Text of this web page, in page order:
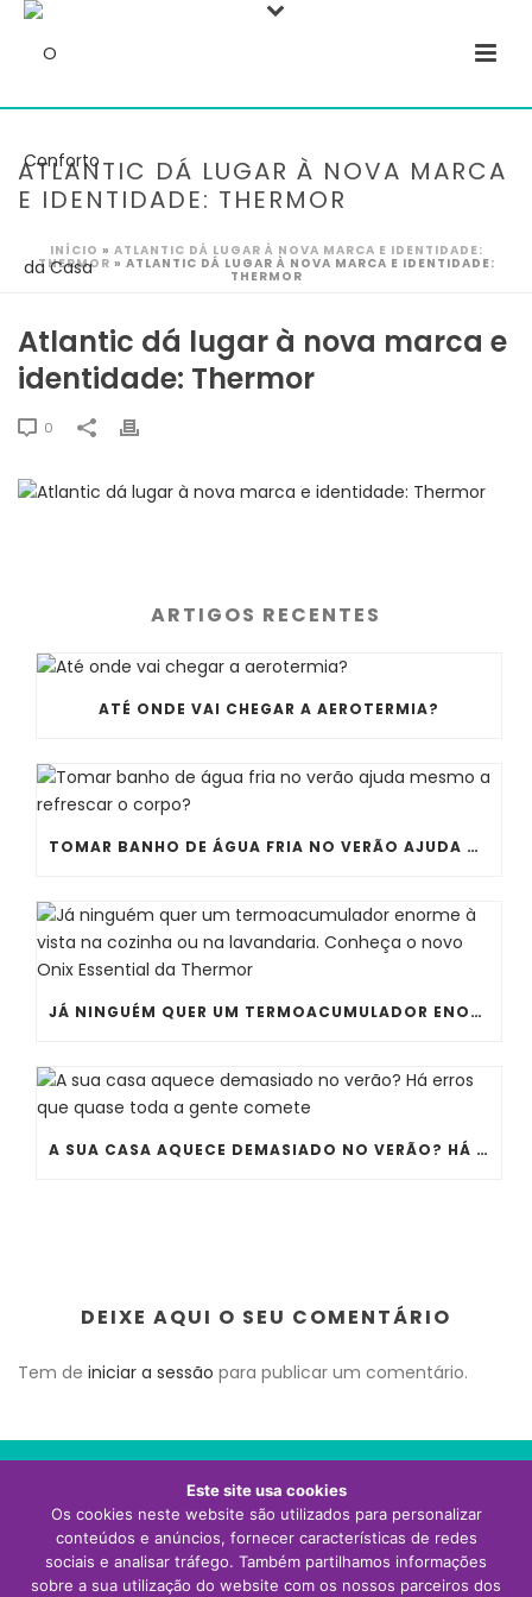
ATLANTIC DÁ LUGAR À NOVA MARCA
E IDENTIDADE: THERMOR
INÍCIO » ATLANTIC DÁ LUGAR À NOVA MARCA E IDENTIDADE:
THERMOR » ATLANTIC DÁ LUGAR À NOVA MARCA E IDENTIDADE:
THERMOR
Atlantic dá lugar à nova marca e
identidade: Thermor
0
ARTIGOS RECENTES
ATÉ ONDE VAI CHEGAR A AEROTERMIA?
TOMAR BANHO DE ÁGUA FRIA NO VERÃO AJUDA MESMO A REFRESCAR O CORPO?
JÁ NINGUÉM QUER UM TERMOACUMULADOR ENORME À VISTA NA COZINHA OU NA LAVANDARIA. CONHEÇA O NOVO ONIX ESSENTIAL DA THERMOR
A SUA CASA AQUECE DEMASIADO NO VERÃO? HÁ ERROS QUE QUASE TODA A GENTE COMETE
DEIXE AQUI O SEU COMENTÁRIO
Tem de iniciar a sessão para publicar um comentário.
Visite o site da Thermor Portugal
Este site usa cookies
Os cookies neste website são utilizados para personalizar
conteúdos e anúncios, fornecer características de redes
sociais e analisar tráfego. Também partilhamos informações
sobre a sua utilização do website com os nossos parceiros dos